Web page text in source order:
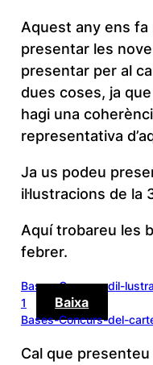
Aquest any ens fa
presentar les
presentar per al
dues coses, ja
hagi una
representativa
Ja us podeu
il·lustracions de la
Aquí trobareu les
febrer.
Bases-Concurs-dil-
1
Baixa
Bases-Concurs-del-
Cal que